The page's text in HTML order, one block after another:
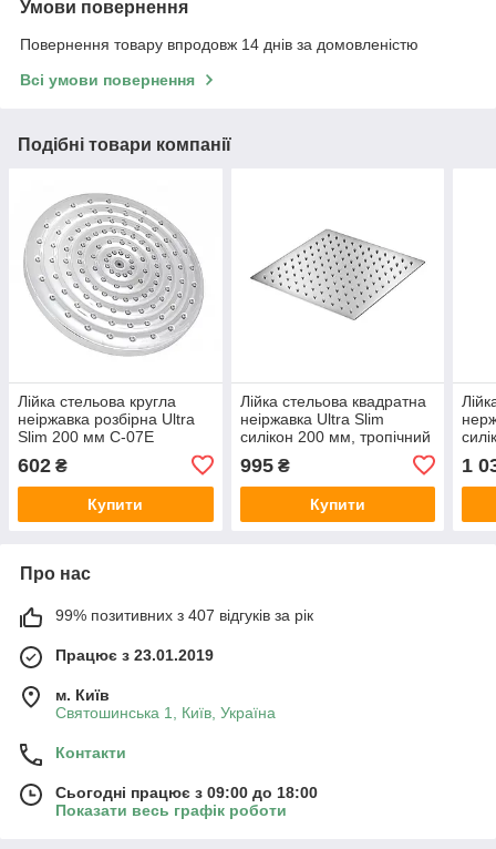
Умови повернення
Повернення товару впродовж 14 днів за домовленістю
Всі умови повернення
Подібні товари компанії
Лійка стельова кругла
неіржавка розбірна Ultra
Slim 200 мм С-07Е
602 ₴
Купити
Лійка стельова квадратна
неіржавка Ultra Slim
силікон 200 мм, тропічний
995₴
Купити
1
Про нас
99% позитивних з 407 відгуків за рік
Працює з 23.01.2019
м. Київ
Святошинська 1, Київ, Україна
Контакти
Сьогодні працює з 09:00 до 18:00
Показати весь графік роботи